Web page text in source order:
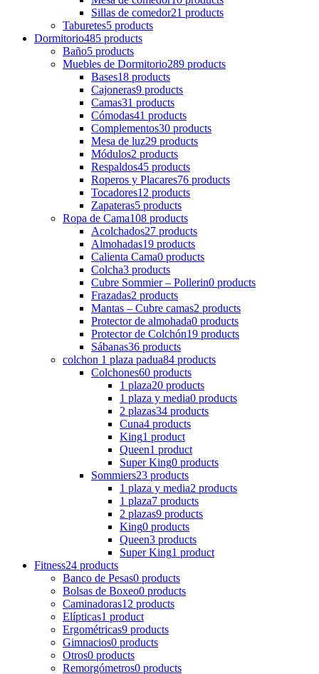
Sillas de comedor21 products
Taburetes5 products
Dormitorio485 products
Baño5 products
Muebles de Dormitorio289 products
Bases18 products
Cajoneras9 products
Camas31 products
Cómodas41 products
Complementos30 products
Mesa de luz29 products
Módulos2 products
Respaldos45 products
Roperos y Placares76 products
Tocadores12 products
Zapateras5 products
Ropa de Cama108 products
Acolchados27 products
Almohadas19 products
Calienta Cama0 products
Colcha3 products
Cubre Sommier – Pollerin0 products
Frazadas2 products
Mantas – Cubre camas2 products
Protector de almohada0 products
Protector de Colchón19 products
Sábanas36 products
colchon 1 plaza padua84 products
Colchones60 products
1 plaza20 products
1 plaza y media0 products
2 plazas34 products
Cuna4 products
King1 product
Queen1 product
Super King0 products
Sommiers23 products
1 plaza y media2 products
1 plaza7 products
2 plazas9 products
King0 products
Queen3 products
Super King1 product
Fitness24 products
Banco de Pesas0 products
Bolsas de Boxeo0 products
Caminadoras12 products
Elípticas1 product
Ergométricas9 products
Gimnacios0 products
Otros0 products
Remorgómetros0 products